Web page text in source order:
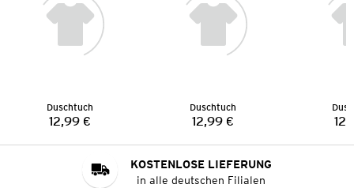
Duschtuch
Preis:
12,99 €
Duschtuch
Preis:
12,99 €
KOSTENLOSE LIEFERUNG
in alle deutschen Filialen